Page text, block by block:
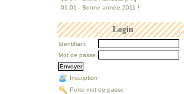
01-01 - Bonne année 2011 !
Login
Identifiant
Mot de passe
Inscription
Perte mot de passe